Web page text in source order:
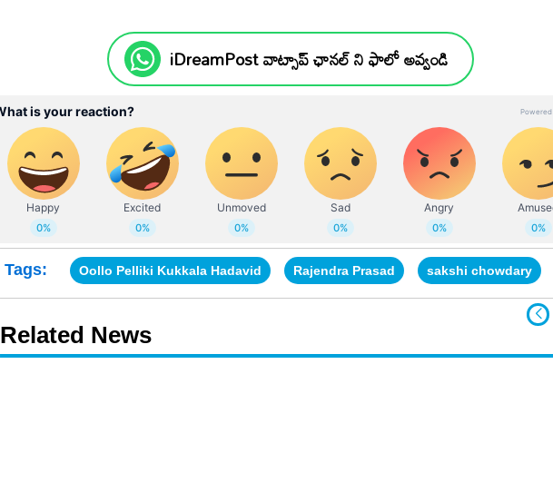
iDreamPost వాట్సాప్ ఛానల్ ని ఫాలో అవ్వండి
Tags: Oollo Pelliki Kukkala Hadavid Rajendra Prasad sakshi chowdary
Related News